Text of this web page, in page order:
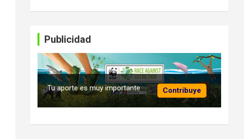
Publicidad
Contribuye
Tu aporte es muy importante